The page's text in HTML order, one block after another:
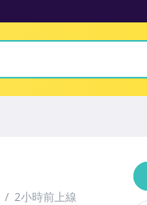
2小時前上線